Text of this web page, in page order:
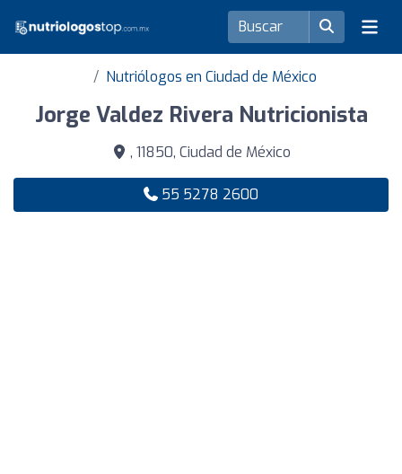
Nutriólogos en Ciudad de México
Jorge Valdez Rivera Nutricionista
, 11850, Ciudad de México
55 5278 2600